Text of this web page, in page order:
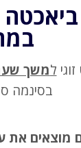
למשך
בסינמה
מוצאים את